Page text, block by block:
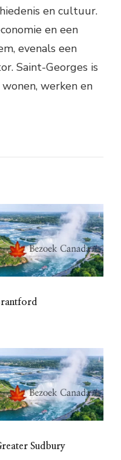
en cultuur.
en een
evenals een
Saint-Georges is
werken en
Sudbury